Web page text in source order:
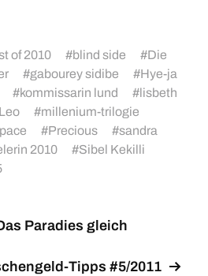
of 2010 #blind side #Die
#gabourey sidibe #Hye-ja
#kommissarin lund #lisbeth
#millenium-trilogie
#Precious #sandra
2010 #Sibel Kekilli
Paradies gleich
Tipps #5/2011